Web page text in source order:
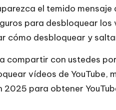
el temido
para desbloquear
desbloquear y
con ustedes
vídeos de
para obtener